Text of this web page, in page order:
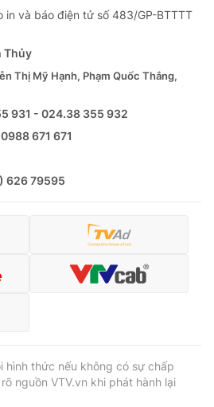
in và báo điện tử số 483/GP-BTTTT
Thủy
Thị Mỹ Hạnh, Phạm Quốc Thắng,
931 - 024.38 355 932
0988 671 671
626 79595
hình thức nếu không có sự chấp
nguồn VTV.vn khi phát hành lại